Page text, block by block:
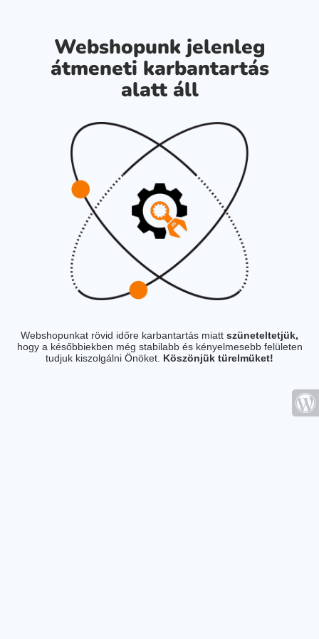
Webshopunk jelenleg
átmeneti karbantartás
alatt áll
Webshopunkat rövid időre karbantartás miatt szüneteltetjük,
hogy a későbbiekben még stabilabb és kényelmesebb felületen
tudjuk kiszolgálni Önöket. Köszönjük türelmüket!